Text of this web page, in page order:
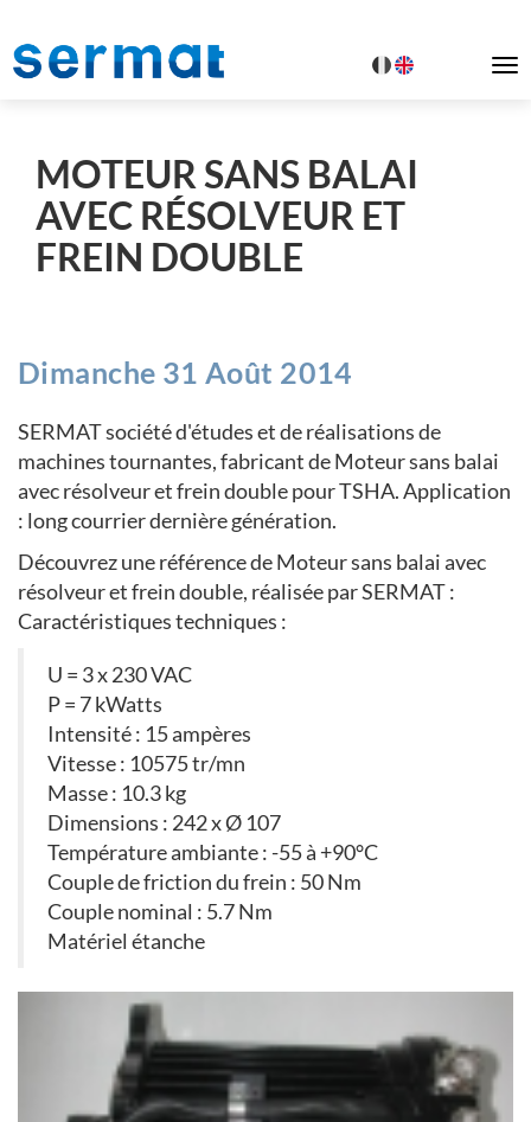
MOTEUR SANS BALAI
AVEC RÉSOLVEUR ET
FREIN DOUBLE
Dimanche 31 Août 2014
SERMAT société d'études et de réalisations de
machines tournantes, fabricant de Moteur sans balai
avec résolveur et frein double pour TSHA. Application
: long courrier dernière génération.
Découvrez une référence de Moteur sans balai avec
résolveur et frein double, réalisée par SERMAT :
Caractéristiques techniques :
U = 3 x 230 VAC
P = 7 kWatts
Intensité : 15 ampères
Vitesse : 10575 tr/mn
Masse : 10.3 kg
Dimensions : 242 x Ø 107
Température ambiante : -55 à +90°C
Couple de friction du frein : 50 Nm
Couple nominal : 5.7 Nm
Matériel étanche